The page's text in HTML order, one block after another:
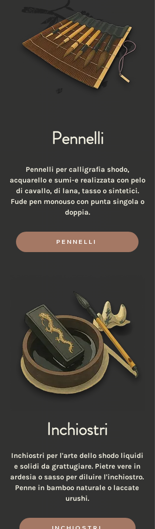
Pennelli
Pennelli per calligrafia shodo,
acquarello e sumi-e realizzata con pelo
di cavallo, di lana, tasso o sintetici.
Fude pen monouso con punta singola o
doppia.
PENNELLI
Inchiostri
Inchiostri per l'arte dello shodo liquidi
e solidi da grattugiare. Pietre vere in
ardesia o sasso per diluire l'inchiostro.
Penne in bamboo naturale o laccate
urushi.